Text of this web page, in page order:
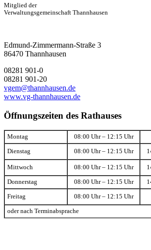
Mitglied der
Verwaltungsgemeinschaft Thannhausen
Edmund-Zimmermann-Straße 3
86470 Thannhausen
08281 901-0
08281 901-20
vgem@thannhausen.de
www.vg-thannhausen.de
Öffnungszeiten des Rathauses
Montag 08:00 Uhr – 12:15 Uhr
Dienstag 08:00 Uhr – 12:15 Uhr
Mittwoch 08:00 Uhr – 12:15 Uhr
Donnerstag 08:00 Uhr – 12:15 Uhr
Freitag 08:00 Uhr – 12:15 Uhr
oder nach Terminabsprache